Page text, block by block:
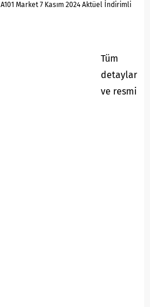
A101 Market 7 Kasım 2024 Aktüel İndirimli
Tüm
detaylar
ve resmi